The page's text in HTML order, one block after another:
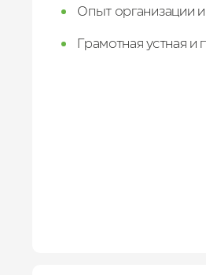
Опыт организации
Грамотная устная и